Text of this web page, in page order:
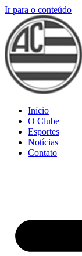
Ir para o conteúdo
Início
O Clube
Esportes
Notícias
Contato